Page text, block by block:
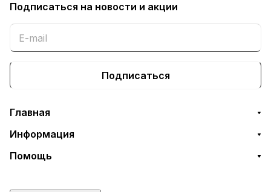
Подписаться на новости и акции
Подписаться
Главная
Информация
Помощь